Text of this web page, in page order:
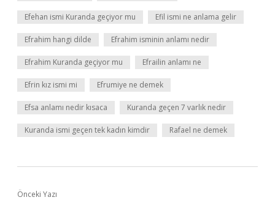
Efehan ismi Kuranda geçiyor mu Efil ismi ne anlama gelir
Efrahim hangi dilde Efrahim isminin anlamı nedir
Efrahim Kuranda geçiyor mu Efrailin anlamı ne
Efrin kız ismi mi Efrumiye ne demek
Efsa anlamı nedir kısaca Kuranda geçen 7 varlık nedir
Kuranda ismi geçen tek kadın kimdir Rafael ne demek
Önceki Yazı